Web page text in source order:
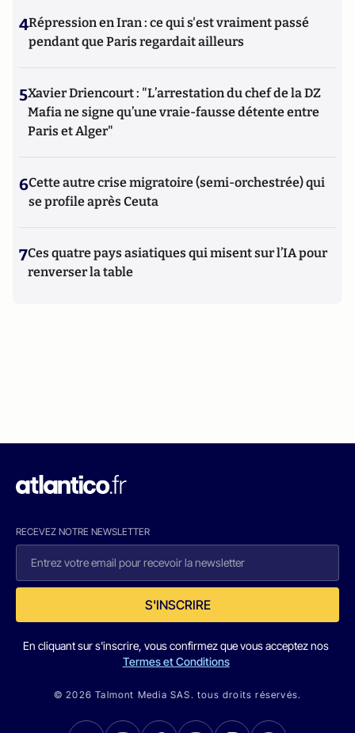
4Répression en Iran : ce qui s'est vraiment passé
pendant que Paris regardait ailleurs
5Xavier Driencourt : "L’arrestation du chef de la DZ
Mafia ne signe qu’une vraie-fausse détente entre
Paris et Alger"
6Cette autre crise migratoire (semi-orchestrée) qui
se profile après Ceuta
7Ces quatre pays asiatiques qui misent sur l’IA pour
renverser la table
RECEVEZ NOTRE NEWSLETTER
S'INSCRIRE
En cliquant sur s'inscrire, vous confirmez que vous acceptez nos
Termes et Conditions
© 2026 Talmont Media SAS. tous droits réservés.